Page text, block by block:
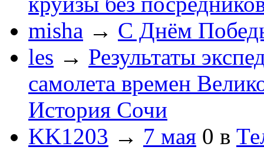
misha → С Днём
les → Результаты
самолета времен
История Сочи
KK1203 → 7 мая 0 в